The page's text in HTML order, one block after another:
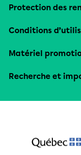
Protection des
Conditions
Matériel
Recherche et